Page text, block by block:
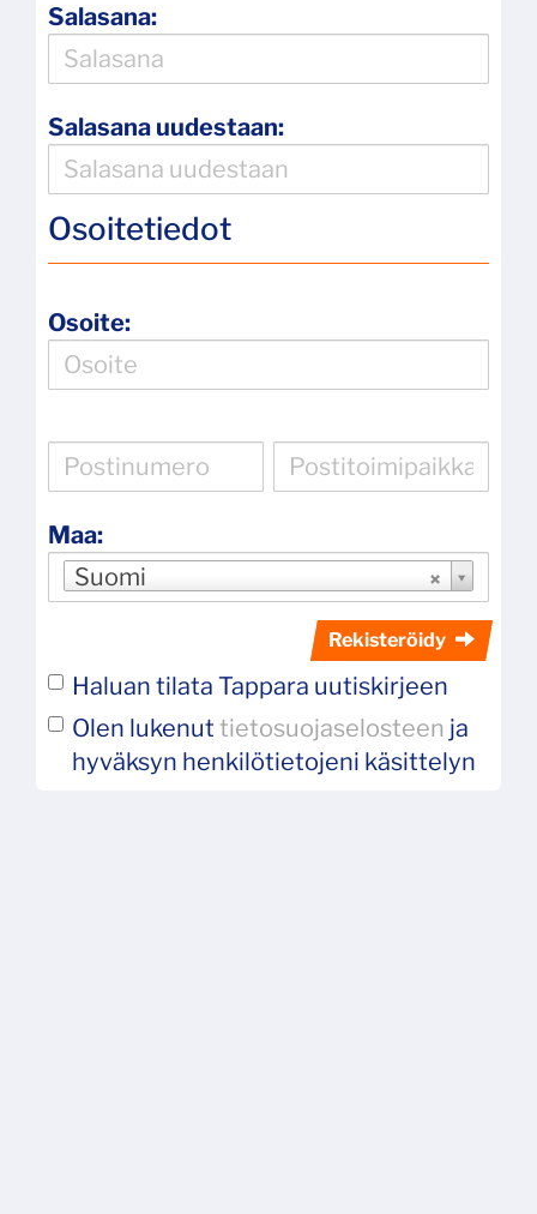
Salasana:
Salasana uudestaan:
Osoitetiedot
Osoite:
Maa:
Suomi
Rekisteröidy
Haluan tilata Tappara uutiskirjeen
Olen lukenut tietosuojaselosteen ja
hyväksyn henkilötietojeni käsittelyn